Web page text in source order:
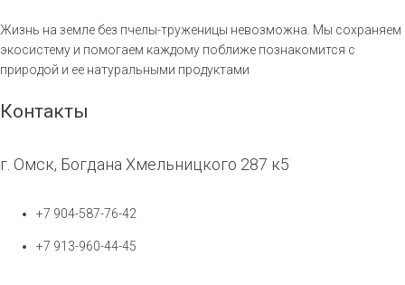
Жизнь на земле без пчелы-труженицы невозможна. Мы сохраняем
экосистему и помогаем каждому поближе познакомится с
природой и ее натуральными продуктами
Контакты
г. Омск, Богдана Хмельницкого 287 к5
+7 904-587-76-42
+7 913-960-44-45